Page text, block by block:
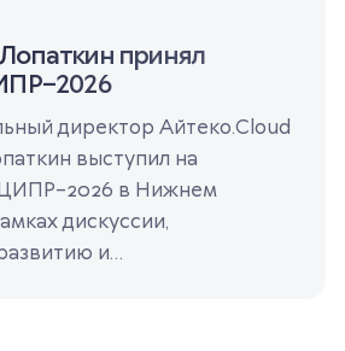
принял
директор Айтеко.Cloud
выступил на
в Нижнем
дискуссии,
и